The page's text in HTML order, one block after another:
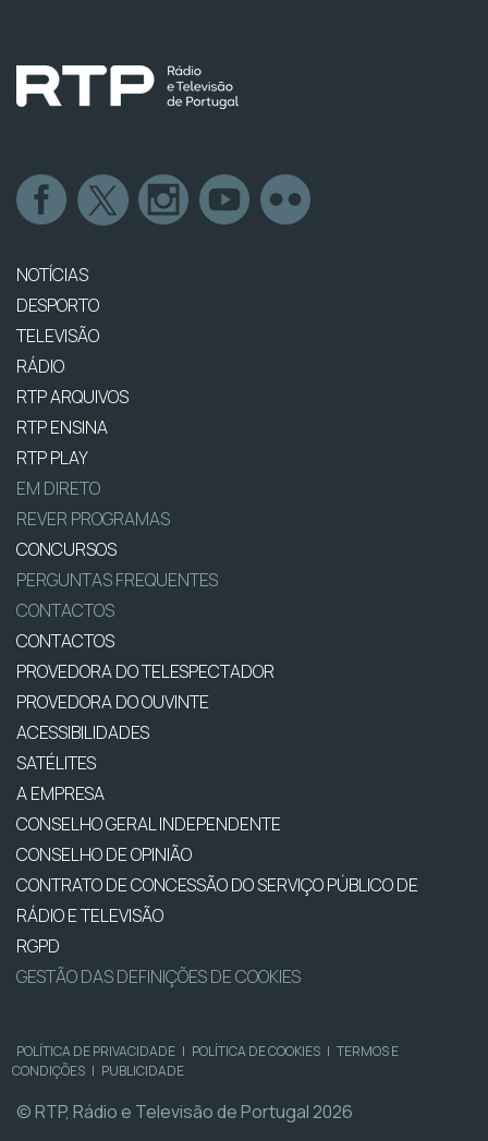
NOTÍCIAS
DESPORTO
TELEVISÃO
RÁDIO
RTP ARQUIVOS
RTP ENSINA
RTP PLAY
EM DIRETO
REVER PROGRAMAS
CONCURSOS
PERGUNTAS FREQUENTES
CONTACTOS
CONTACTOS
PROVEDORA DO TELESPECTADOR
PROVEDORA DO OUVINTE
ACESSIBILIDADES
SATÉLITES
A EMPRESA
CONSELHO GERAL INDEPENDENTE
CONSELHO DE OPINIÃO
CONTRATO DE CONCESSÃO DO SERVIÇO PÚBLICO DE
RÁDIO E TELEVISÃO
RGPD
GESTÃO DAS DEFINIÇÕES DE COOKIES
POLÍTICA DE PRIVACIDADE | POLÍTICA DE COOKIES | TERMOS E
CONDIÇÕES | PUBLICIDADE
© RTP, Rádio e Televisão de Portugal 2026